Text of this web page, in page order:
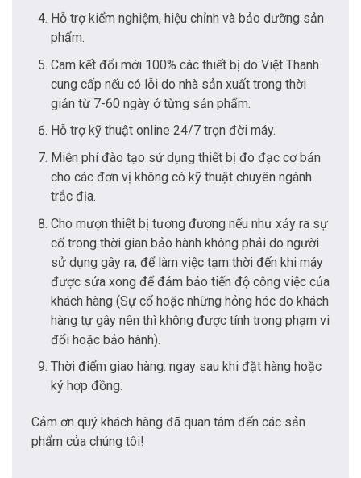
Hỗ trợ kiểm nghiệm, hiệu chỉnh và bảo dưỡng sản
phẩm.
Cam kết đổi mới 100% các thiết bị do Việt Thanh
cung cấp nếu có lỗi do nhà sản xuất trong thời
giản từ 7-60 ngày ở từng sản phẩm.
Hỗ trợ kỹ thuật online 24/7 trọn đời máy.
Miễn phí đào tạo sử dụng thiết bị đo đạc cơ bản
cho các đơn vị không có kỹ thuật chuyên ngành
trắc địa.
Cho mượn thiết bị tương đương nếu như xảy ra sự
cố trong thời gian bảo hành không phải do người
sử dụng gây ra, để làm việc tạm thời đến khi máy
được sửa xong để đảm bảo tiến độ công việc của
khách hàng (Sự cố hoặc những hỏng hóc do khách
hàng tự gây nên thì không được tính trong phạm vi
đổi hoặc bảo hành).
Thời điểm giao hàng: ngay sau khi đặt hàng hoặc
ký hợp đồng.
Cảm ơn quý khách hàng đã quan tâm đến các sản
phẩm của chúng tôi!